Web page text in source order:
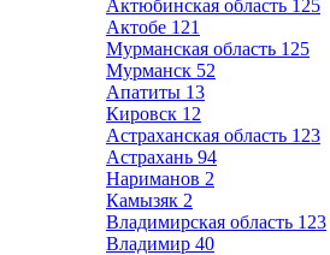
Актюбинская область 125
Актобе 121
Мурманская область 125
Мурманск 52
Апатиты 13
Кировск 12
Астраханская область 123
Астрахань 94
Нариманов 2
Камызяк 2
Владимирская область 123
Владимир 40